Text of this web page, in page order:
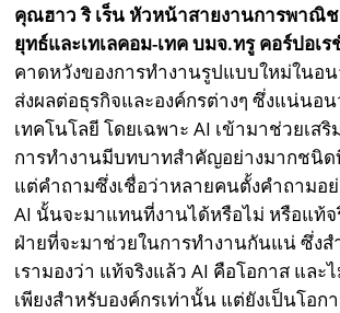
คุณฮาว ริ เร็น หัวหน้าสายงานการพาณิ
ยุทธ์และเทเลคอม-เทค บมจ.ทรู คอร์ปอเ
คาดหวังของการทำงานรูปแบบใหม่ในอ
ส่งผลต่อธุรกิจและองค์กรต่างๆ ซึ่งแน่นอ
เทคโนโลยี โดยเฉพาะ AI เข้ามาช่วยเส
การทำงานมีบทบาทสำคัญอย่างมากชนิด
แต่คำถามซึ่งเชื่อว่าหลายคนตั้งคำถามอ
AI นั้นจะมาแทนที่งานได้หรือไม่ หรือแท้จ
ฝ่ายที่จะมาช่วยในการทำงานกันแน่ ซึ่งส
เรามองว่า แท้จริงแล้ว AI คือโอกาส และ
เพียงสำหรับองค์กรเท่านั้น แต่ยังเป็นโอ